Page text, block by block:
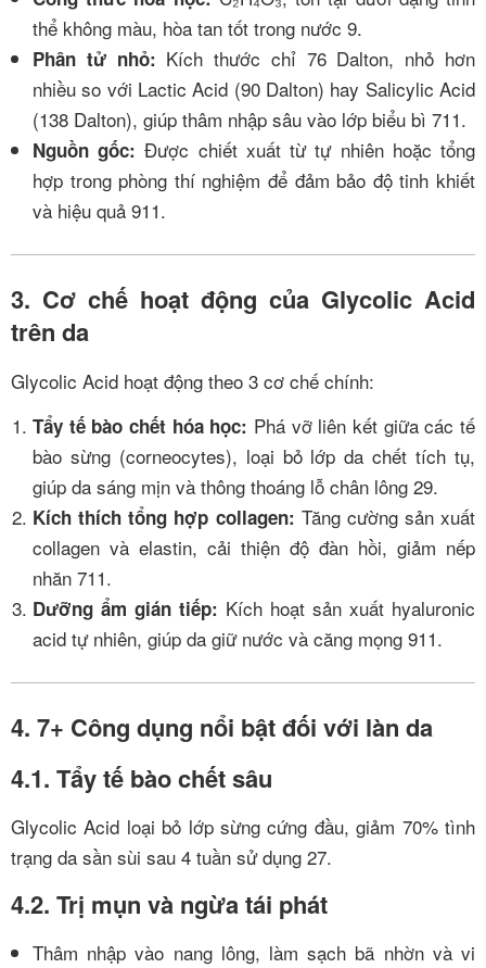
thể không màu, hòa tan tốt trong nước 9.
Phân tử nhỏ: Kích thước chỉ 76 Dalton, nhỏ hơn
nhiều so với Lactic Acid (90 Dalton) hay Salicylic Acid
(138 Dalton), giúp thâm nhập sâu vào lớp biểu bì 711.
Nguồn gốc: Được chiết xuất từ tự nhiên hoặc tổng
hợp trong phòng thí nghiệm để đảm bảo độ tinh khiết
và hiệu quả 911.
3. Cơ chế hoạt động của Glycolic Acid
trên da
Glycolic Acid hoạt động theo 3 cơ chế chính:
Tẩy tế bào chết hóa học: Phá vỡ liên kết giữa các tế
bào sừng (corneocytes), loại bỏ lớp da chết tích tụ,
giúp da sáng mịn và thông thoáng lỗ chân lông 29.
Kích thích tổng hợp collagen: Tăng cường sản xuất
collagen và elastin, cải thiện độ đàn hồi, giảm nếp
nhăn 711.
Dưỡng ẩm gián tiếp: Kích hoạt sản xuất hyaluronic
acid tự nhiên, giúp da giữ nước và căng mọng 911.
4. 7+ Công dụng nổi bật đối với làn da
4.1. Tẩy tế bào chết sâu
Glycolic Acid loại bỏ lớp sừng cứng đầu, giảm 70% tình
trạng da sần sùi sau 4 tuần sử dụng 27.
4.2. Trị mụn và ngừa tái phát
Thâm nhập vào nang lông, làm sạch bã nhờn và vi